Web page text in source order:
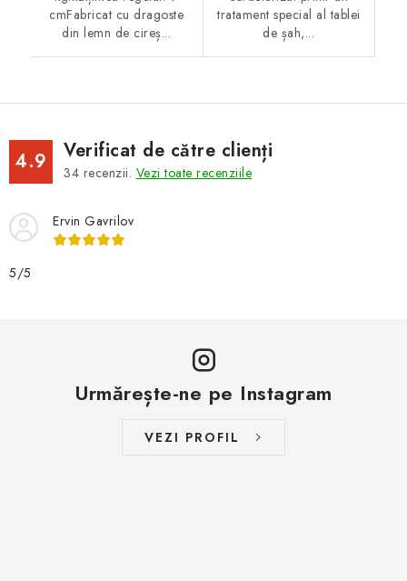
cmFabricat cu dragoste
din lemn de cireș...
tratament special al tablei
de șah,...
4.9 Verificat de către clienți
34 recenzii. Vezi toate recenziile
Ervin Gavrilov
5/5
Urmărește-ne pe Instagram
VEZI PROFIL